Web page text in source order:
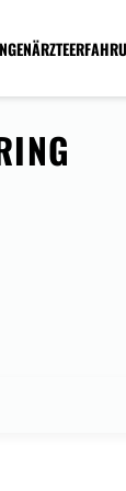
ÄRZTE